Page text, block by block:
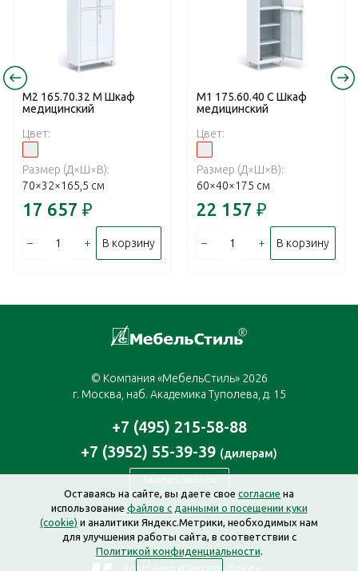
М2 165.70.32 М Шкаф
медицинский
Цвет:
Размер (Д×Ш×В):
70×32×165,5 см
17 657 ₽
– + В корзину
М1 175.60.40 С Шкаф
медицинский
Цвет:
Размер (Д×Ш×В):
60×40×175 см
22 157 ₽
– + В корзину
© Компания «МебельСтиль» 2026
г. Москва, наб. Академика Туполева, д. 15
+7 (495) 215-58-88
+7 (3952) 55-39-39 (дилерам)
Заказать звонок
moscow@mebelstyle.ru
Создание сайта —
компания «Пиксель Плюс»
Оставаясь на сайте, вы даете свое согласие на
использованиефайлов с данными о посещении куки
(cookie) и аналитики Яндекс.Метрики, необходимых нам
для улучшения работы сайта, в соответствии с
Политикой конфиденциальности.